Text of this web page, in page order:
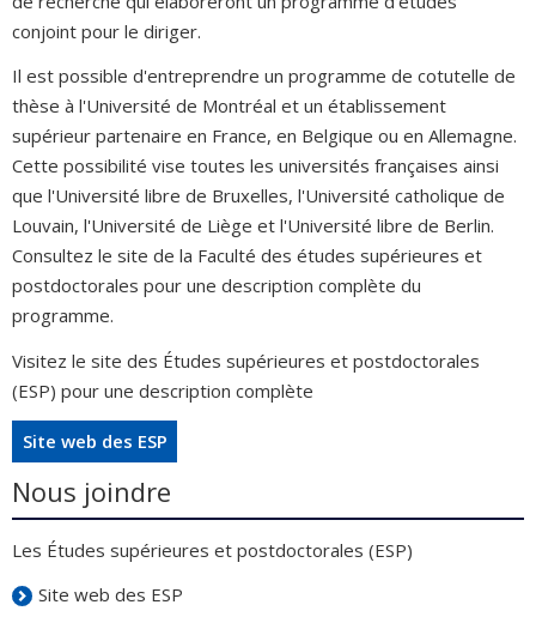
conjoint pour le diriger.
Il est possible d'entreprendre un programme de cotutelle de
thèse à l'Université de Montréal et un établissement
supérieur partenaire en France, en Belgique ou en Allemagne.
Cette possibilité vise toutes les universités françaises ainsi
que l'Université libre de Bruxelles, l'Université catholique de
Louvain, l'Université de Liège et l'Université libre de Berlin.
Consultez le site de la Faculté des études supérieures et
postdoctorales pour une description complète du
programme.
Visitez le site des Études supérieures et postdoctorales
(ESP) pour une description complète
Site web des ESP
Nous joindre
Les Études supérieures et postdoctorales (ESP)
Site web des ESP